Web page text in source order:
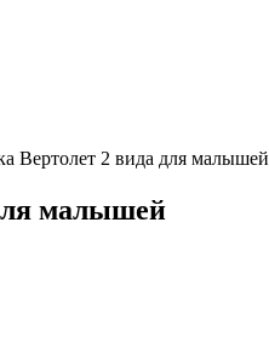
Вертолет 2 вида для малышей
малышей